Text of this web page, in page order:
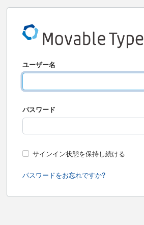
ユーザー名
パスワード
サインイン状態を保持し続ける
パスワードをお忘れですか?